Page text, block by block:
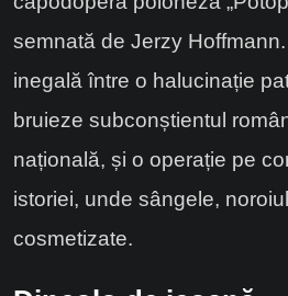
semnată de Jerzy
inegală între o halucinație
bruieze subconștientul
națională, și o operație pe
istoriei, unde sângele,
cosmetizate.